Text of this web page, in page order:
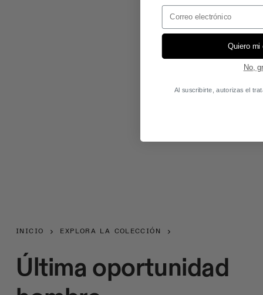
INICIO EXPLORA LA COLECCIÓN
Última oportunidad
Email
Quiero mi
No,
Al suscribirte, autorizas el